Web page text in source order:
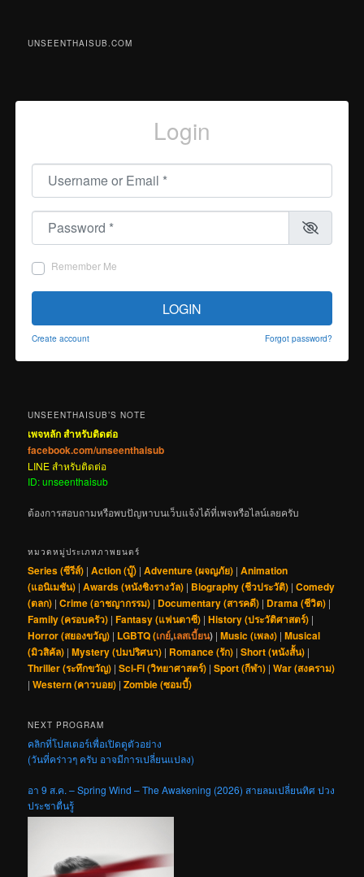
UNSEENTHAISUB.COM
Login
Username or Email
Password
Remember Me
LOGIN
Create account Forgot password?
UNSEENTHAISUB’S NOTE
เพจหลัก สำหรับติดต่อ
facebook.com/unseenthaisub
LINE สำหรับติดต่อ
ID: unseenthaisub
ต้องการสอบถามหรือพบปัญหาบนเว็บแจ้งได้ที่เพจหรือไลน์เลยครับ
หมวดหมู่ประเภทภาพยนตร์
Series (ซีรีส์) |Action (บู๊) |Adventure (ผจญภัย) |Animation
(แอนิเมชัน) |Awards (หนังชิงรางวัล) | Biography (ชีวประวัติ) |Comedy
(ตลก) |Crime (อาชญากรรม) | Documentary (สารคดี) | Drama (ชีวิต) |
Family (ครอบครัว) |Fantasy (แฟนตาซี) |History (ประวัติศาสตร์) |
Horror (สยองขวัญ) | LGBTQ (เกย์,เลสเบี้ยน) |Music (เพลง) |Musical
(มิวสิคัล) |Mystery (ปมปริศนา) | Romance (รัก) |Short (หนังสั้น) |
Thriller (ระทึกขวัญ) |Sci-Fi (วิทยาศาสตร์) |Sport (กีฬา) |War (สงคราม)
|Western (คาวบอย) |Zombie (ซอมบี้)
NEXT PROGRAM
คลิกที่โปสเตอร์เพื่อเปิดดูตัวอย่าง
(วันที่คร่าวๆ ครับ อาจมีการเปลี่ยนแปลง)
อา 9 ส.ค. – Spring Wind – The Awakening (2026) สายลมเปลี่ยนทิศ ปวง
ประชาตื่นรู้